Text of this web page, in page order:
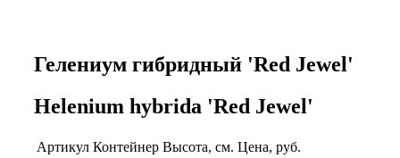
Гелениум гибридный 'Red Jewel'
Helenium hybrida 'Red Jewel'
Артикул Контейнер Высота, см. Цена, руб.